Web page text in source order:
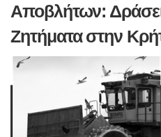
Αποβλήτων:
Ζητήματα στην